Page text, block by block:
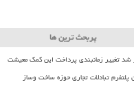
پربحث ترین ها
شد تغییر زمانبندی پرداخت این کمک معیشت